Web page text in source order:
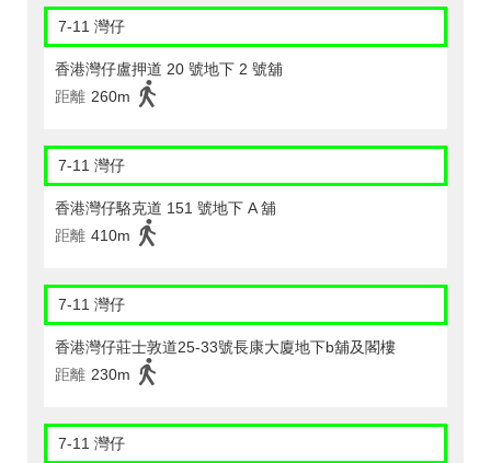
7-11 灣仔
香港灣仔盧押道 20 號地下 2 號舖
距離 260m
7-11 灣仔
香港灣仔駱克道 151 號地下 A 舖
距離 410m
7-11 灣仔
香港灣仔莊士敦道25-33號長康大廈地下b舖及閣樓
距離 230m
7-11 灣仔